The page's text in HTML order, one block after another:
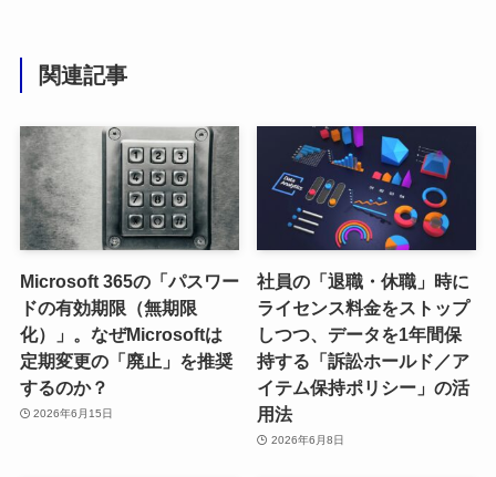
関連記事
Microsoft 365の「パスワー
ドの有効期限（無期限
化）」。なぜMicrosoftは
定期変更の「廃止」を推奨
するのか？
2026年6月15日
社員の「退職・休職」時に
ライセンス料金をストップ
しつつ、データを1年間保
持する「訴訟ホールド／ア
イテム保持ポリシー」の活
用法
2026年6月8日